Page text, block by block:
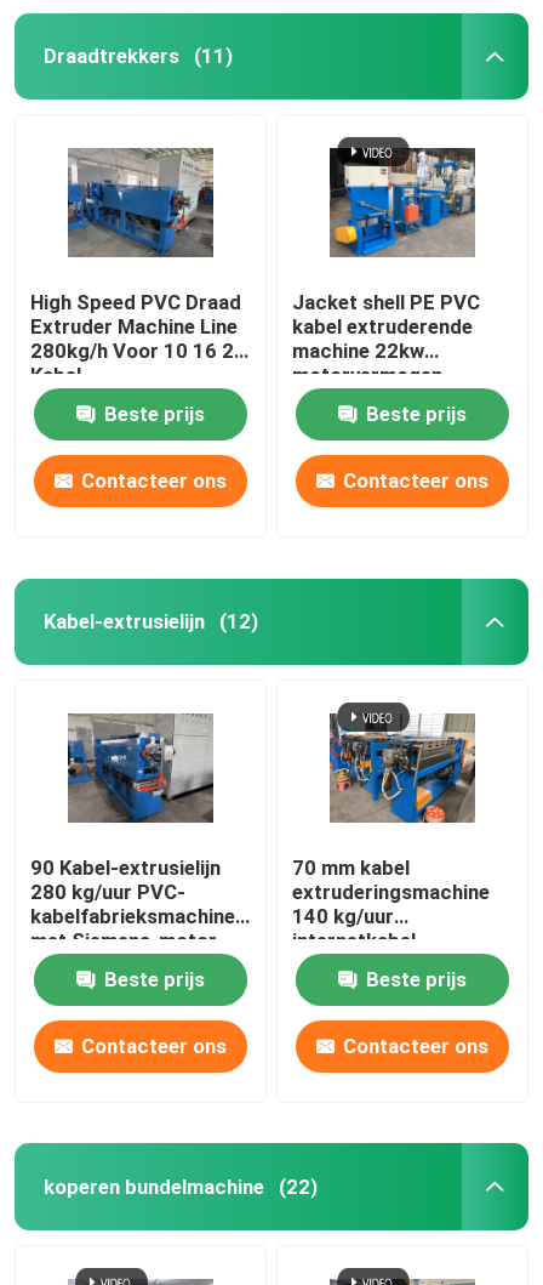
Draadtrekkers (11)
High Speed PVC Draad
Extruder Machine Line
280kg/h Voor 10 16 25
Kabel
Beste prijs
Contacteer ons
Jacket shell PE PVC
kabel extruderende
machine 22kw
motorvermogen
Beste prijs
Contacteer ons
Kabel-extrusielijn (12)
90 Kabel-extrusielijn
280 kg/uur PVC-
kabelfabrieksmachine
met Siemens-motor
Beste prijs
Contacteer ons
70 mm kabel
extruderingsmachine
140 kg/uur
internetkabel
productielijn
Beste prijs
Contacteer ons
koperen bundelmachine (22)